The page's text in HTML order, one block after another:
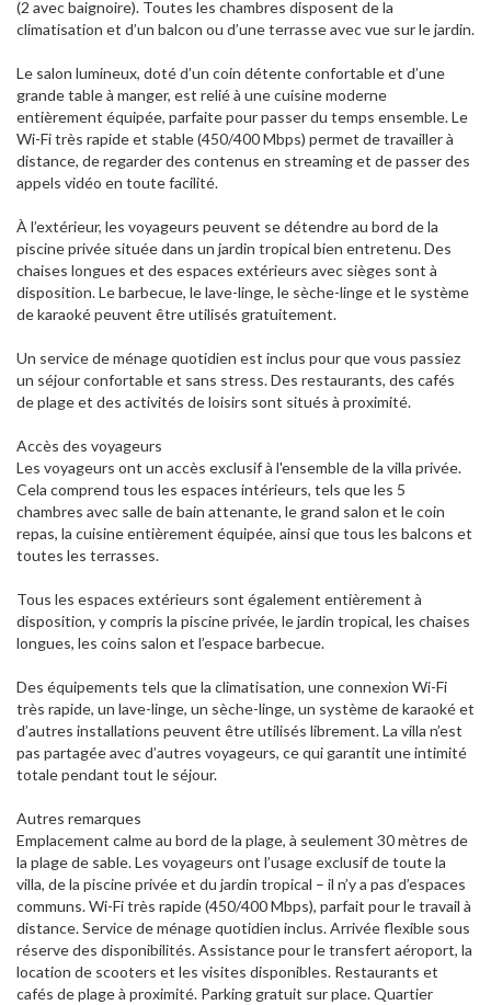
(2 avec baignoire). Toutes les chambres disposent de la
climatisation et d’un balcon ou d’une terrasse avec vue sur le jardin.
Le salon lumineux, doté d’un coin détente confortable et d’une
grande table à manger, est relié à une cuisine moderne
entièrement équipée, parfaite pour passer du temps ensemble. Le
Wi-Fi très rapide et stable (450/400 Mbps) permet de travailler à
distance, de regarder des contenus en streaming et de passer des
appels vidéo en toute facilité.
À l’extérieur, les voyageurs peuvent se détendre au bord de la
piscine privée située dans un jardin tropical bien entretenu. Des
chaises longues et des espaces extérieurs avec sièges sont à
disposition. Le barbecue, le lave-linge, le sèche-linge et le système
de karaoké peuvent être utilisés gratuitement.
Un service de ménage quotidien est inclus pour que vous passiez
un séjour confortable et sans stress. Des restaurants, des cafés
de plage et des activités de loisirs sont situés à proximité.
Accès des voyageurs
Les voyageurs ont un accès exclusif à l'ensemble de la villa privée.
Cela comprend tous les espaces intérieurs, tels que les 5
chambres avec salle de bain attenante, le grand salon et le coin
repas, la cuisine entièrement équipée, ainsi que tous les balcons et
toutes les terrasses.
Tous les espaces extérieurs sont également entièrement à
disposition, y compris la piscine privée, le jardin tropical, les chaises
longues, les coins salon et l’espace barbecue.
Des équipements tels que la climatisation, une connexion Wi-Fi
très rapide, un lave-linge, un sèche-linge, un système de karaoké et
d’autres installations peuvent être utilisés librement. La villa n’est
pas partagée avec d’autres voyageurs, ce qui garantit une intimité
totale pendant tout le séjour.
Autres remarques
Emplacement calme au bord de la plage, à seulement 30 mètres de
la plage de sable. Les voyageurs ont l’usage exclusif de toute la
villa, de la piscine privée et du jardin tropical – il n’y a pas d’espaces
communs. Wi-Fi très rapide (450/400 Mbps), parfait pour le travail à
distance. Service de ménage quotidien inclus. Arrivée flexible sous
réserve des disponibilités. Assistance pour le transfert aéroport, la
location de scooters et les visites disponibles. Restaurants et
cafés de plage à proximité. Parking gratuit sur place. Quartier